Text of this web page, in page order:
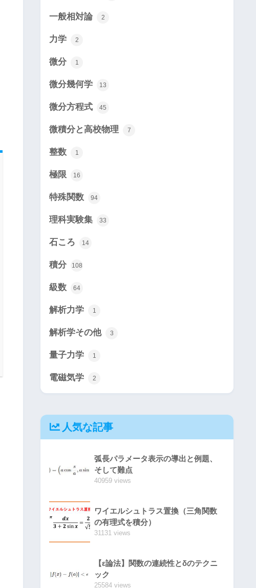
一般相対論 2
力学 2
微分 1
微分幾何学 13
微分方程式 45
微積分と高校物理 7
整数 1
極限 16
特殊関数 94
理科実験集 33
石ころ 14
積分 108
級数 64
解析力学 1
解析学その他 3
量子力学 1
電磁気学 2
人気な記事
弧長パラメータ表示の導出と例題、
そして難点
40959 views
ワイエルシュトラス置換（三角関数
の有理式を積分）
31131 views
【ε論法】関数の連続性とδのテクニ
ック
25584 views